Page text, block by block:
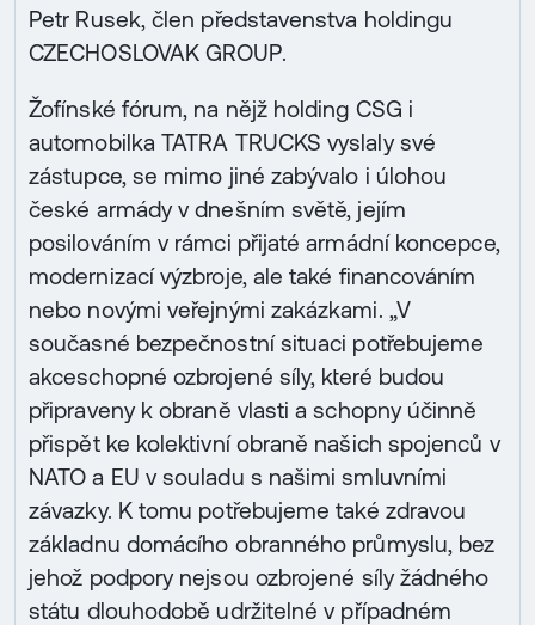
Petr Rusek, člen představenstva holdingu
CZECHOSLOVAK GROUP.
Žofínské fórum, na nějž holding CSG i
automobilka TATRA TRUCKS vyslaly své
zástupce, se mimo jiné zabývalo i úlohou
české armády v dnešním světě, jejím
posilováním v rámci přijaté armádní koncepce,
modernizací výzbroje, ale také financováním
nebo novými veřejnými zakázkami. „V
současné bezpečnostní situaci potřebujeme
akceschopné ozbrojené síly, které budou
připraveny k obraně vlasti a schopny účinně
přispět ke kolektivní obraně našich spojenců v
NATO a EU v souladu s našimi smluvními
závazky. K tomu potřebujeme také zdravou
základnu domácího obranného průmyslu, bez
jehož podpory nejsou ozbrojené síly žádného
státu dlouhodobě udržitelné v případném